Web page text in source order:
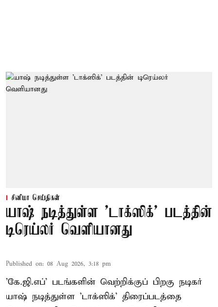
சினிமா செய்திகள்
யாஷ் நடித்துள்ள 'டாக்‌ஸிக்' படத்தின்
டிரெய்லர் வெளியானது
Published on: 08 Aug 2026, 3:18 pm
'கே.ஜி.எப்' படங்களின் வெற்றிக்குப் பிறகு நடிகர்
யாஷ் நடித்துள்ள 'டாக்ஸிக்' திரைப்படத்தை